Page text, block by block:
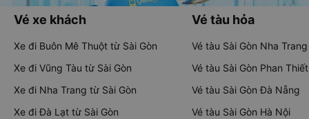
Vé xe khách
Xe đi Buôn Mê Thuột từ Sài Gòn
Xe đi Vũng Tàu từ Sài Gòn
Xe đi Nha Trang từ Sài Gòn
Xe đi Đà Lạt từ Sài Gòn
Vé tàu hỏa
Vé tàu Sài Gòn Nha Trang
Vé tàu Sài Gòn Phan Thiết
Vé tàu Sài Gòn Đà Nẵng
Vé tàu Sài Gòn Hà Nội